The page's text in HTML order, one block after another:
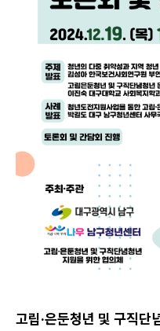
고립·은둔청년 및 구직단